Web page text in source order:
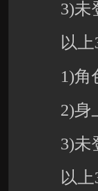
3)未登
以上3
1)角
2)身
3)未登
以上3